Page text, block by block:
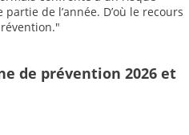
de l’année. D’où le recours
de prévention 2026 et